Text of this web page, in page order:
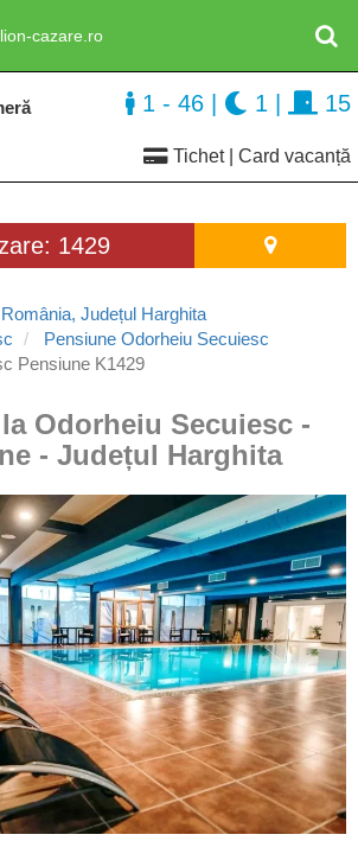
1429
România, Județul Harghita
Pensiune Odorheiu Secuiesc
Pensiune K1429
Odorheiu Secuiesc -
- Județul Harghita
Tichet | Card vacanță
1 - 46 1 15
cazare.ro